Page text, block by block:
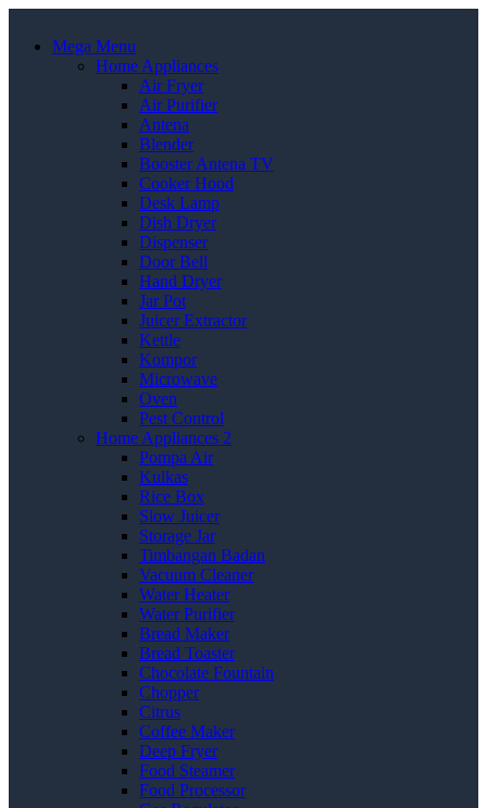
Mega Menu
Home Appliances
Air Fryer
Air Purifier
Antena
Blender
Booster Antena TV
Cooker Hood
Desk Lamp
Dish Dryer
Dispenser
Door Bell
Hand Dryer
Jar Pot
Juicer Extractor
Kettle
Kompor
Microwave
Oven
Pest Control
Home Appliances 2
Pompa Air
Kulkas
Rice Box
Slow Juicer
Storage Jar
Timbangan Badan
Vacuum Cleaner
Water Heater
Water Purifier
Bread Maker
Bread Toaster
Chocolate Fountain
Chopper
Citrus
Coffee Maker
Deep Fryer
Food Steamer
Food Processor